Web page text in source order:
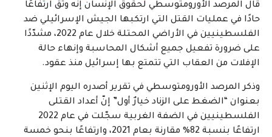
قال المرصد الأورومتوسطي لحقوق الإنسان إنّه وثّق ارتفاعًا
حادًا في عمليات القتل التي ارتكبها الجيش الإسرائيلي ضد
الفلسطينيين في الأراضي المحتلة خلال عام 2022، مشدّدًا
على ضرورة تفعيل جميع أشكال المحاسبة وإنهاء حالة
الإفلات من العقاب التي تتمتع بها إسرائيل منذ عقود.
وذكر المرصد الأورومتوسطي في تقرير أصدره اليوم الإثنين
بعنوان “الضغط على الزناد خيارٌ أول” إنّ أعداد القتلى
الفلسطينيين في الضفة الغربية سجّلت في عام 2022
ارتفاعًا بنسبة 82% مقارنة بعام 2021، وارتفاعًا بنحو خمسة